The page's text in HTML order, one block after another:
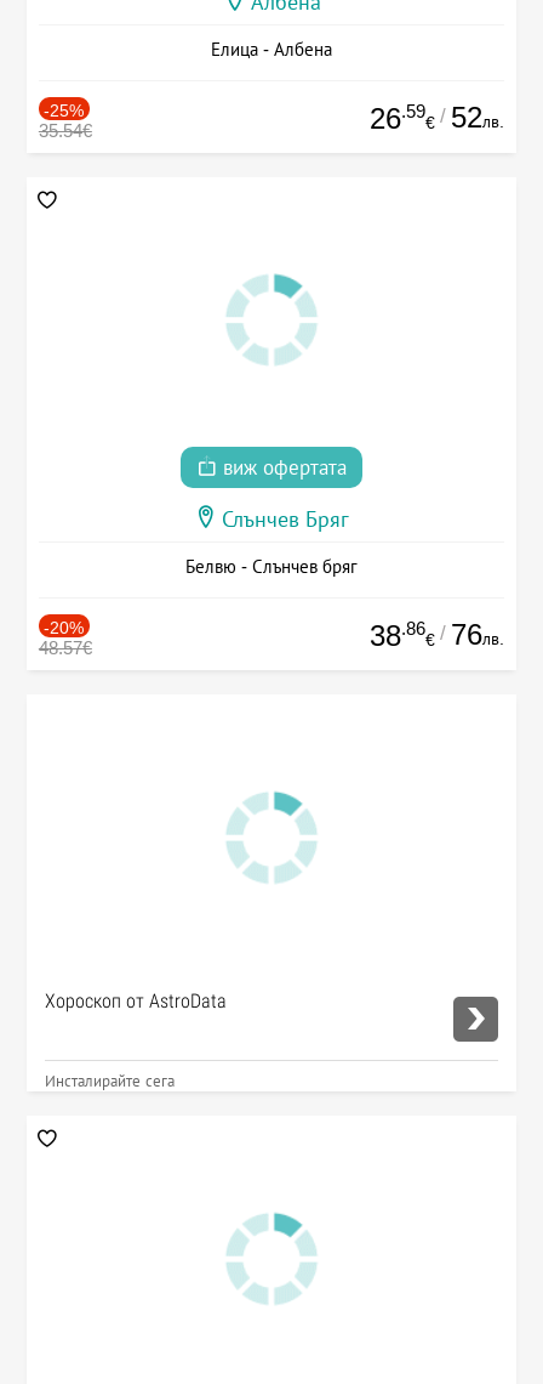
Елица - Албена
-25%
35.54€ 26.59
€ / 52лв.
виж офертата
Слънчев Бряг
Белвю - Слънчев бряг
-20%
48.57€ 38.86
€ / 76лв.
Хороскоп от AstroData
Инсталирайте сега